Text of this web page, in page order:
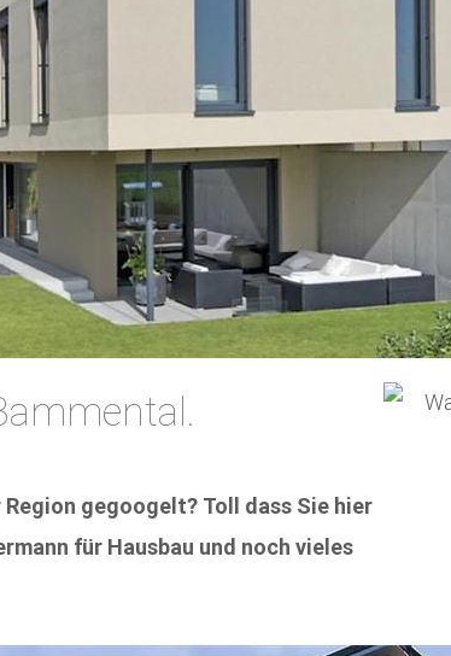
gegoogelt? Toll dass Sie hier
für Hausbau und noch vieles